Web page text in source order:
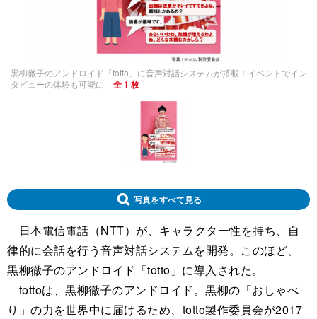
黒柳徹子のアンドロイド「totto」に音声対話システムが搭載！イベントでイン
タビューの体験も可能に
全 1 枚
写真をすべて見る
日本電信電話（NTT）が、キャラクター性を持ち、自
律的に会話を行う音声対話システムを開発。このほど、
黒柳徹子のアンドロイド「totto」に導入された。
tottoは、黒柳徹子のアンドロイド。黒柳の「おしゃべ
り」の力を世界中に届けるため、totto製作委員会が2017